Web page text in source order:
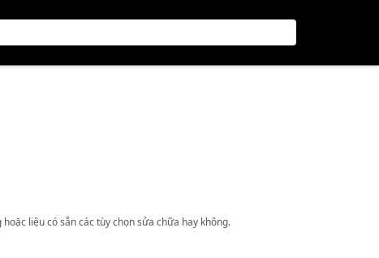
liệu có sẵn các tùy chọn sửa chữa hay không.